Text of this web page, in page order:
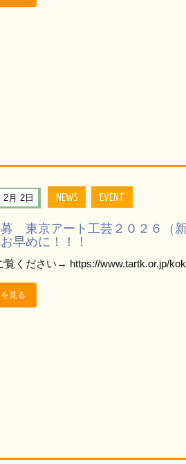
2月 2日 NEWS EVENT
募 東京アート工芸２０２６（
早めに！！！
覧ください→ https://www.tartk.or.jp/
見る